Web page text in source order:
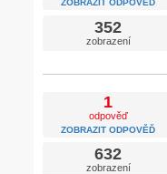
ZOBRAZIT ODPOVĚĎ
352
zobrazení
1
odpověď
ZOBRAZIT ODPOVĚĎ
632
zobrazení